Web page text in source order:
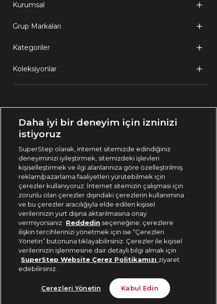
3.599 TL Sepete Ekle
Kurumsal
Grup Markaları
Kategoriler
Koleksiyonlar
🇹🇷 Türkiye
444 37 36
Uygulamadan Takip Edin
Bizi Takip Edin
Daha iyi bir deneyim için izninizi
istiyoruz
SuperStep olarak, internet sitemizde edindiğiniz
deneyiminizi iyileştirmek, sitemizdeki işlevleri
kişiselleştirmek ve ilgi alanlarınıza göre özelleştirilmiş
reklam/pazarlama faaliyetleri yürütebilmek için
çerezler kullanıyoruz. İnternet sitemizin çalışması için
zorunlu olan çerezler dışındaki çerezlerin kullanımına
ve bu çerezler aracılığıyla elde edilen kişisel
verilerinizin yurt dışına aktarılmasına onay
vermiyorsanız Reddedin seçeneğine; çerezlere
ilişkin tercihlerinizi yönetmek için ise “Çerezleri
Yönetin” butonuna tıklayabilirsiniz. Çerezler ile kişisel
verilerinizin işlenmesine dair detaylı bilgi almak için
SuperStep Website Çerez Politikamızı ziyaret
edebilirsiniz.
Çerezleri Yönetin Kabul Edin